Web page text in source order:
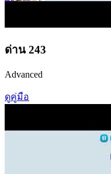
ด่าน 243
Advanced
ดูคู่มือ